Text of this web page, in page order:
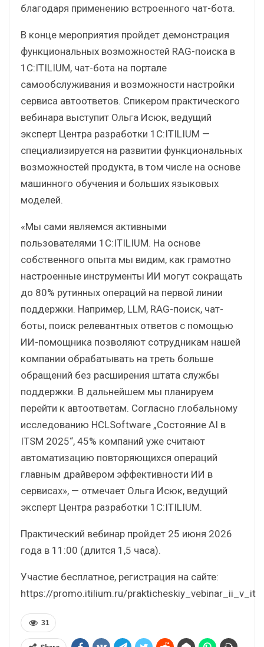
благодаря применению встроенного чат-бота.
В конце мероприятия пройдет демонстрация
функциональных возможностей RAG-поиска в
1С:ITILIUM, чат-бота на портале
самообслуживания и возможности настройки
сервиса автоответов. Спикером практического
вебинара выступит Ольга Исюк, ведущий
эксперт Центра разработки 1С:ITILIUM —
специализируется на развитии функциональных
возможностей продукта, в том числе на основе
машинного обучения и больших языковых
моделей.
«Мы сами являемся активными
пользователями 1С:ITILIUM. На основе
собственного опыта мы видим, как грамотно
настроенные инструменты ИИ могут сокращать
до 80% рутинных операций на первой линии
поддержки. Например, LLM, RAG-поиск, чат-
боты, поиск релевантных ответов с помощью
ИИ-помощника позволяют сотрудникам нашей
компании обрабатывать на треть больше
обращений без расширения штата службы
поддержки. В дальнейшем мы планируем
перейти к автоответам. Согласно глобальному
исследованию HCLSoftware „Состояние AI в
ITSM 2025“, 45% компаний уже считают
автоматизацию повторяющихся операций
главным драйвером эффективности ИИ в
сервисах», — отмечает Ольга Исюк, ведущий
эксперт Центра разработки 1С:ITILIUM.
Практический вебинар пройдет 25 июня 2026
года в 11:00 (длится 1,5 часа).
Участие бесплатное, регистрация на сайте:
https://promo.itilium.ru/prakticheskiy_vebinar_ii_v_it
31